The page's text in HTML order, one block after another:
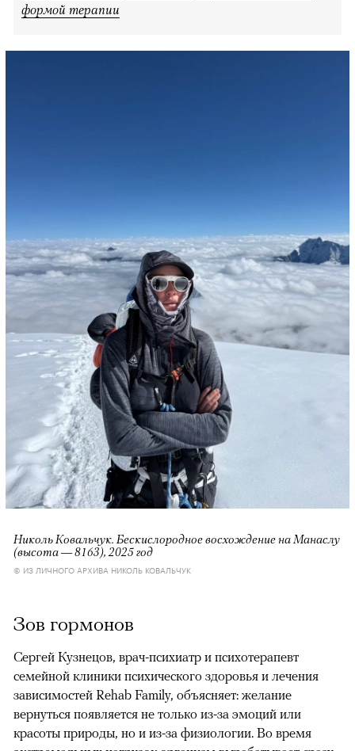
формой терапии
Николь Ковальчук. Бескислородное восхождение на Манаслу
(высота — 8163), 2025 год
© ИЗ ЛИЧНОГО АРХИВА НИКОЛЬ КОВАЛЬЧУК
Зов гормонов
Сергей Кузнецов, врач-психиатр и психотерапевт
семейной клиники психического здоровья и лечения
зависимостей Rehab Family, объясняет: желание
вернуться появляется не только из-за эмоций или
красоты природы, но и из-за физиологии. Во время